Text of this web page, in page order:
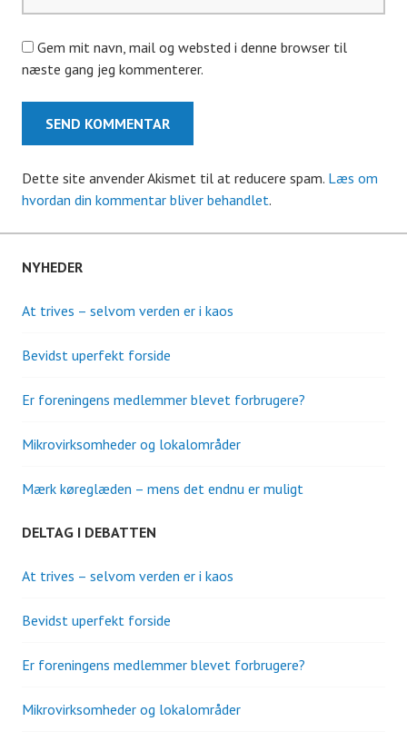
Gem mit navn, mail og websted i denne browser til
næste gang jeg kommenterer.
Dette site anvender Akismet til at reducere spam. Læs om
hvordan din kommentar bliver behandlet.
NYHEDER
At trives – selvom verden er i kaos
Bevidst uperfekt forside
Er foreningens medlemmer blevet forbrugere?
Mikrovirksomheder og lokalområder
Mærk køreglæden – mens det endnu er muligt
DELTAG I DEBATTEN
At trives – selvom verden er i kaos
Bevidst uperfekt forside
Er foreningens medlemmer blevet forbrugere?
Mikrovirksomheder og lokalområder